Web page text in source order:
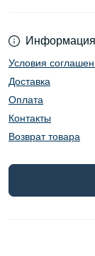
Информация
Условия
Доставка
Оплата
Контакты
Возврат товара